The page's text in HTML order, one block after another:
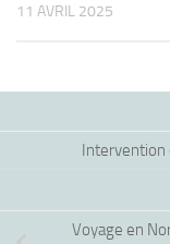
11 AVRIL 2025
Intervention
Voyage en